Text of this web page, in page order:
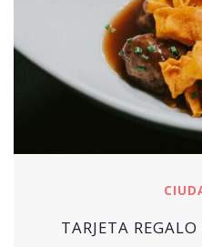
TARJETA